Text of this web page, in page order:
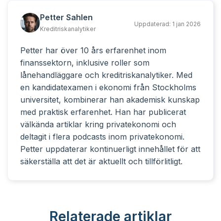
Petter Sahlen
Kreditriskanalytiker
Uppdaterad: 1 jan 2026
Petter har över 10 års erfarenhet inom
finanssektorn, inklusive roller som
lånehandläggare och kreditriskanalytiker. Med
en kandidatexamen i ekonomi från Stockholms
universitet, kombinerar han akademisk kunskap
med praktisk erfarenhet. Han har publicerat
välkända artiklar kring privatekonomi och
deltagit i flera podcasts inom privatekonomi.
Petter uppdaterar kontinuerligt innehållet för att
säkerställa att det är aktuellt och tillförlitligt.
Relaterade artiklar